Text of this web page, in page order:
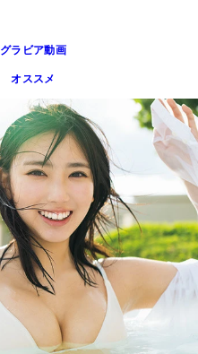
グラビア動画
オススメ